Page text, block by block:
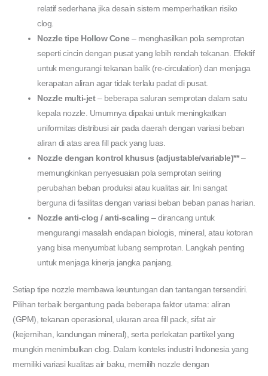
relatif sederhana jika desain sistem memperhatikan risiko
clog.
Nozzle tipe Hollow Cone– menghasilkan pola semprotan
seperti cincin dengan pusat yang lebih rendah tekanan. Efektif
untuk mengurangi tekanan balik (re-circulation) dan menjaga
kerapatan aliran agar tidak terlalu padat di pusat.
Nozzle multi-jet– beberapa saluran semprotan dalam satu
kepala nozzle. Umumnya dipakai untuk meningkatkan
uniformitas distribusi air pada daerah dengan variasi beban
aliran di atas area fill pack yang luas.
Nozzle dengan kontrol khusus (adjustable/variable)**–
memungkinkan penyesuaian pola semprotan seiring
perubahan beban produksi atau kualitas air. Ini sangat
berguna di fasilitas dengan variasi beban beban panas harian.
Nozzle anti-clog / anti-scaling – dirancang untuk
mengurangi masalah endapan biologis, mineral, atau kotoran
yang bisa menyumbat lubang semprotan. Langkah penting
untuk menjaga kinerja jangka panjang.
Setiap tipe nozzle membawa keuntungan dan tantangan tersendiri.
Pilihan terbaik bergantung pada beberapa faktor utama: aliran
(GPM), tekanan operasional, ukuran area fill pack, sifat air
(kejernihan, kandungan mineral), serta perlekatan partikel yang
mungkin menimbulkan clog. Dalam konteks industri Indonesia yang
memiliki variasi kualitas air baku, memilih nozzle dengan